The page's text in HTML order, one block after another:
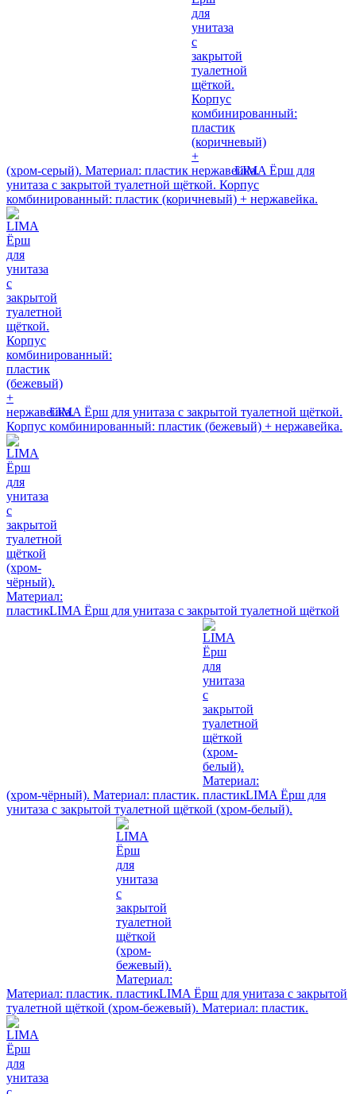
(хром-серый). Материал: пластик
LIMA Ёрш для
унитаза с закрытой туалетной щёткой. Корпус
комбинированный: пластик (коричневый) + нержавейка.
LIMA Ёрш для унитаза с закрытой туалетной щёткой.
Корпус комбинированный: пластик (бежевый) + нержавейка.
LIMA Ёрш для унитаза с закрытой туалетной щёткой
(хром-чёрный). Материал: пластик.
LIMA Ёрш для
унитаза с закрытой туалетной щёткой (хром-белый).
Материал: пластик.
LIMA Ёрш для унитаза с закрытой
туалетной щёткой (хром-бежевый). Материал: пластик.